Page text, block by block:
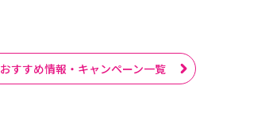
おすすめ情報・キャンペーン一覧